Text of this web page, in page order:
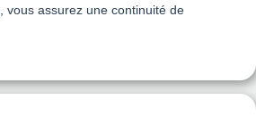
vous assurez une continuité de